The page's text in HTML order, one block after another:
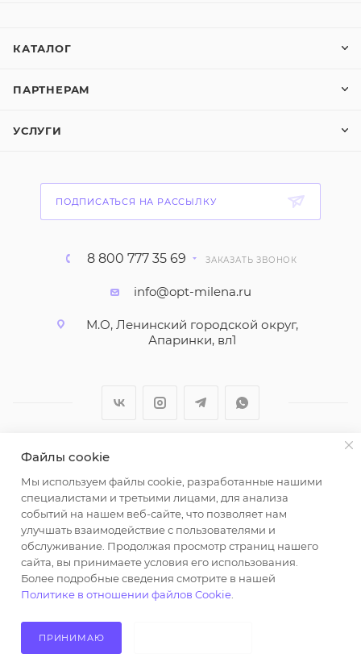
КАТАЛОГ
ПАРТНЕРАМ
УСЛУГИ
ПОДПИСАТЬСЯ НА РАССЫЛКУ
8 800 777 35 69 ЗАКАЗАТЬ ЗВОНОК
info@opt-milena.ru
М.О, Ленинский городской округ,
Апаринки, вл1
2026 © ООО "Вайт Текстиль групп"
Любая информация на сайте носит справочный
характер и не является публичной офертой
определяемой положениями пункта 2 статьи 437
Гражданского кодекса Российской Федерации.
Использование любых материалов, опубликованных
на https://opt-milena.ru, допустимо только при
наличии письменного разрешения редакции и
активной ссылки на https://opt-milena.ru
Файлы cookie
Мы используем файлы cookie, разработанные нашими
специалистами и третьими лицами, для анализа
событий на нашем веб-сайте, что позволяет нам
улучшать взаимодействие с пользователями и
обслуживание. Продолжая просмотр страниц нашего
сайта, вы принимаете условия его использования.
Более подробные сведения смотрите в нашей
Политике в отношении файлов Cookie
ПРИНИМАЮ